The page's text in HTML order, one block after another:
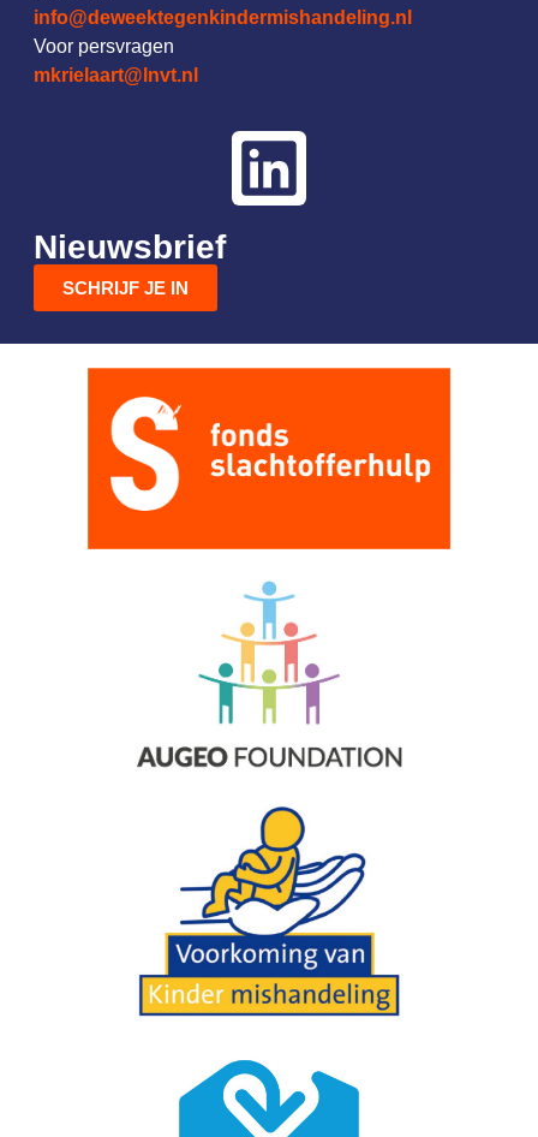
info@deweektegenkindermishandeling.nl
Voor persvragen
mkrielaart@lnvt.nl
Nieuwsbrief
SCHRIJF JE IN